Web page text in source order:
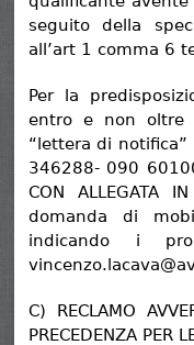
seguito della
all’art 1 comma 6
Per la
entro e non oltre
“lettera di
346288- 090
CON ALLEGATA
domanda di
indicando i
C) RECLAMO
PRECEDENZA PER